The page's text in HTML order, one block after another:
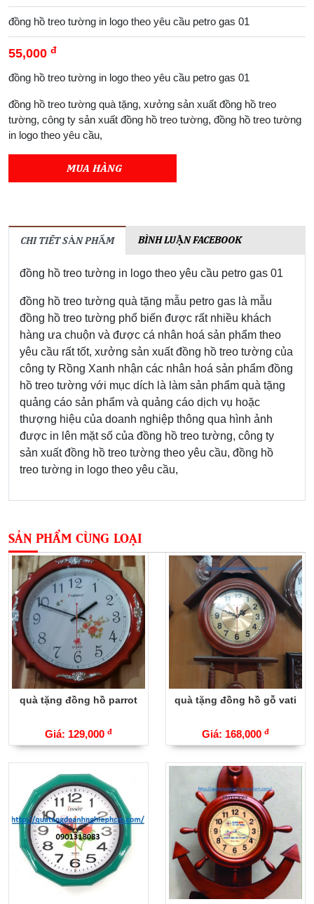
đồng hồ treo tường in logo theo yêu cầu petro gas 01
55,000 đ
đồng hồ treo tường in logo theo yêu cầu petro gas 01
đồng hồ treo tường quà tặng, xưởng sản xuất đồng hồ treo
tường, công ty sản xuất đồng hồ treo tường, đồng hồ treo tường
in logo theo yêu cầu,
MUA HÀNG
CHI TIẾT SẢN PHẨM BÌNH LUẬN FACEBOOK
đồng hồ treo tường in logo theo yêu cầu petro gas 01
đồng hồ treo tường quà tặng mẫu petro gas là mẫu
đồng hồ treo tường phổ biến được rất nhiều khách
hàng ưa chuộn và được cá nhân hoá sản phẩm theo
yêu cầu rất tốt, xưởng sản xuất đồng hồ treo tường của
công ty Rồng Xanh nhận các nhân hoá sản phẩm đồng
hồ treo tường với mục dích là làm sản phẩm quà tặng
quảng cáo sản phẩm và quảng cáo dịch vụ hoặc
thượng hiệu của doanh nghiệp thông qua hình ảnh
được in lên mặt số của đồng hồ treo tường, công ty
sản xuất đồng hồ treo tường theo yêu cầu, đồng hồ
treo tường in logo theo yêu cầu,
SẢN PHẨM CÙNG LOẠI
quà tặng đồng hồ parrot
Giá: 129,000 đ
quà tặng đồng hồ gỗ vati
Giá: 168,000 đ